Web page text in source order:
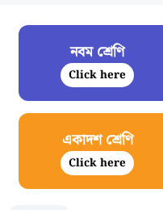
নবম শ্রেণি
Click here
একাদশ শ্রেণি
Click here